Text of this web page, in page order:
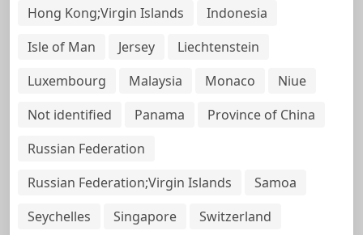
Hong Kong;Virgin Islands
Indonesia
Isle of Man
Jersey
Liechtenstein
Luxembourg
Malaysia Monaco
Niue
Not identified
Panama
Province of China
Russian Federation
Russian Federation;Virgin Islands
Samoa
Seychelles
Singapore Switzerland